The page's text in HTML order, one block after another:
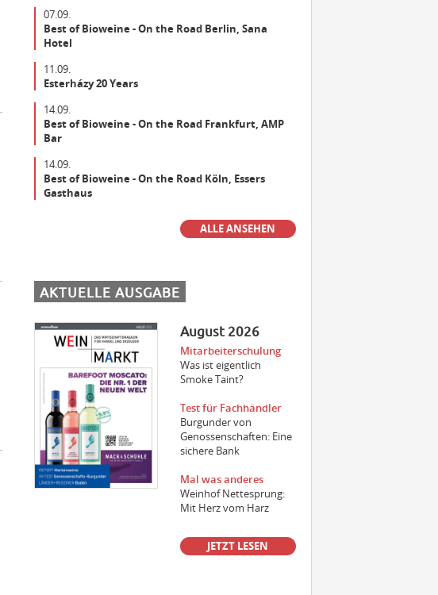
Senior Brand Builder (m/w/d)
Landmaschinenmechatroniker
Weinbau (m/w/d)
Gebietsverkaufsleiter WEST (m/w/d)
Der beste Weinfachhandel 2024
sucht Verstärkung
Aushilfe Vinothek
Einkäufer/Einkäuferin Wein (m/w/d)
07.09.
Best of Bioweine - On the Road Berlin, Sana
Hotel
11.09.
Esterházy 20 Years
14.09.
Best of Bioweine - On the Road Frankfurt, AMP
Bar
14.09.
Best of Bioweine - On the Road Köln, Essers
Gasthaus
ALLE ANSEHEN
AKTUELLE AUSGABE
August 2026
Mitarbeiterschulung
Was ist eigentlich
Smoke Taint?
Test für Fachhändler
Burgunder von
Genossenschaften: Eine
sichere Bank
Mal was anderes
Weinhof Nettesprung:
Mit Herz vom Harz
JETZT LESEN